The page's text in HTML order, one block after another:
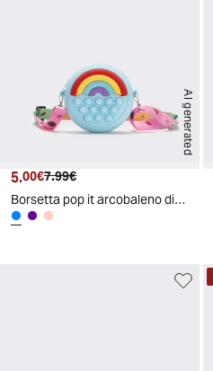
AI generated
Prezzo attuale
5.00€ Prezzo originale
7.99€
Borsetta pop it arcobaleno divertente - Azzurro